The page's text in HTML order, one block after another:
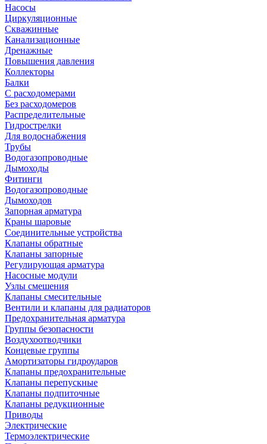
Насосы
Циркуляционные
Скважинные
Канализационные
Дренажные
Повышения давления
Коллекторы
Балки
С расходомерами
Без расходомеров
Распределительные
Гидрострелки
Для водоснабжения
Трубы
Водогазопроводные
Дымоходы
Фитинги
Водогазопроводные
Дымоходов
Запорная арматура
Краны шаровые
Соединительные устройства
Клапаны обратные
Клапаны запорные
Регулирующая арматура
Насосные модули
Узлы смешения
Клапаны смесительные
Вентили и клапаны для радиаторов
Предохранительная арматура
Группы безопасности
Воздухоотводчики
Концевые группы
Амортизаторы гидроударов
Клапаны предохранительные
Клапаны перепускные
Клапаны подпиточные
Клапаны редукционные
Приводы
Электрические
Термоэлектрические